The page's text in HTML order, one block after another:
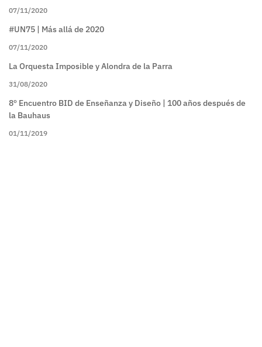
07/11/2020
#UN75 | Más allá de 2020
07/11/2020
La Orquesta Imposible y Alondra de la Parra
31/08/2020
8º Encuentro BID de Enseñanza y Diseño | 100 años después de
la Bauhaus
01/11/2019